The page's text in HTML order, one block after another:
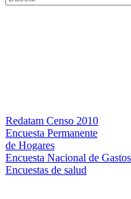
Redatam Censo 2010
Encuesta Permanente
de Hogares
Encuesta Nacional de
Encuestas de salud